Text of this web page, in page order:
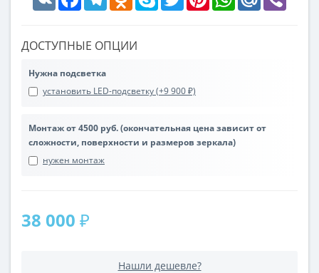
ДОСТУПНЫЕ ОПЦИИ
Нужна подсветка
установить LED-подсветку (+9 900 ₽)
Монтаж от 4500 руб. (окончательная цена зависит от
сложности, поверхности и размеров зеркала)
нужен монтаж
38 000 ₽
Нашли дешевле?